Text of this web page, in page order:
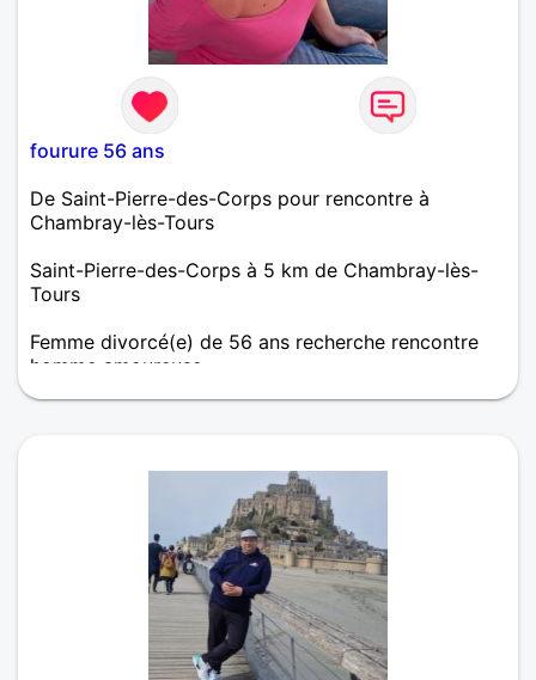
fourure 56 ans
De Saint-Pierre-des-Corps pour rencontre à
Chambray-lès-Tours
Saint-Pierre-des-Corps à 5 km de Chambray-lès-
Tours
Femme divorcé(e) de 56 ans recherche rencontre
homme amoureuse
Bonjour, je recherche une relation sérieuse en vue